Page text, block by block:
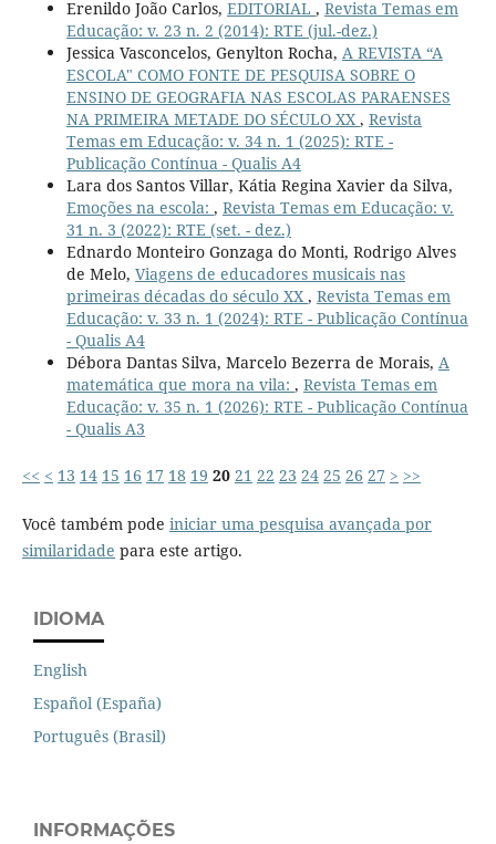
Erenildo João Carlos, EDITORIAL , Revista Temas em
Educação: v. 23 n. 2 (2014): RTE (jul.-dez.)
Jessica Vasconcelos, Genylton Rocha, A REVISTA “A
ESCOLA" COMO FONTE DE PESQUISA SOBRE O
ENSINO DE GEOGRAFIA NAS ESCOLAS PARAENSES
NA PRIMEIRA METADE DO SÉCULO XX , Revista
Temas em Educação: v. 34 n. 1 (2025): RTE -
Publicação Contínua - Qualis A4
Lara dos Santos Villar, Kátia Regina Xavier da Silva,
Emoções na escola: , Revista Temas em Educação: v.
31 n. 3 (2022): RTE (set. - dez.)
Ednardo Monteiro Gonzaga do Monti, Rodrigo Alves
de Melo, Viagens de educadores musicais nas
primeiras décadas do século XX , Revista Temas em
Educação: v. 33 n. 1 (2024): RTE - Publicação Contínua
- Qualis A4
Débora Dantas Silva, Marcelo Bezerra de Morais, A
matemática que mora na vila: , Revista Temas em
Educação: v. 35 n. 1 (2026): RTE - Publicação Contínua
- Qualis A3
<< < 13 14 15 16 17 18 19 20 21 22 23 24 25 26 27 > >>
Você também pode iniciar uma pesquisa avançada por
similaridade para este artigo.
IDIOMA
English
Español (España)
Português (Brasil)
INFORMAÇÕES